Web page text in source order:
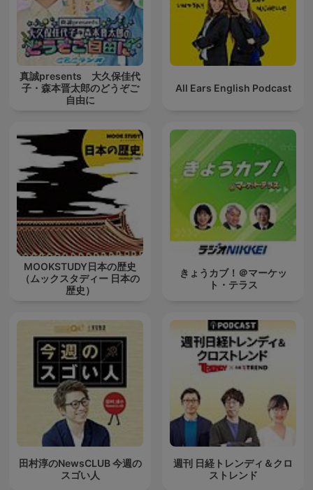
真誠presents 大久保佳代
子・森本晋太郎のどうぞご
自由に
All Ears English Podcast
MOOKSTUDY日本の歴史
（ムックスタディー 日本の
歴史）
きょうカブ！＠マーケッ
ト・テラス
田村淳のNewsCLUB 今週の
スゴい人
週刊 日経トレンディ＆クロ
ストレンド